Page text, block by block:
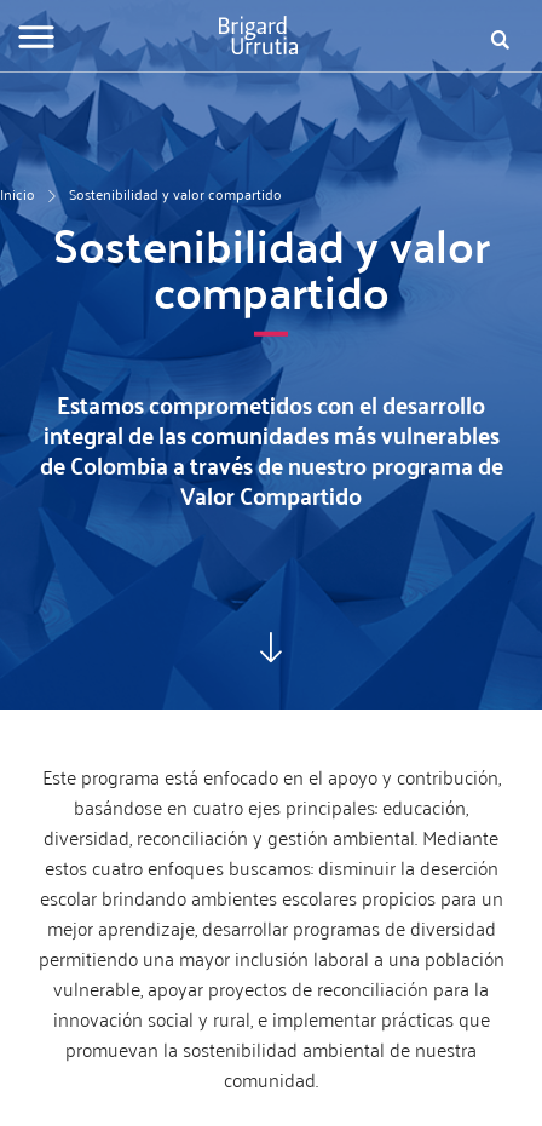
Pasar
al
contenido
de
Buscar
Inicio Sostenibilidad y valor compartido
Sostenibilidad y valor
compartido
Estamos comprometidos con el desarrollo
integral de las comunidades más vulnerables
de Colombia a través de nuestro programa de
Valor Compartido
Este programa está enfocado en el apoyo y contribución,
basándose en cuatro ejes principales: educación,
diversidad, reconciliación y gestión ambiental. Mediante
estos cuatro enfoques buscamos: disminuir la deserción
escolar brindando ambientes escolares propicios para un
mejor aprendizaje, desarrollar programas de diversidad
permitiendo una mayor inclusión laboral a una población
vulnerable, apoyar proyectos de reconciliación para la
innovación social y rural, e implementar prácticas que
promuevan la sostenibilidad ambiental de nuestra
comunidad.